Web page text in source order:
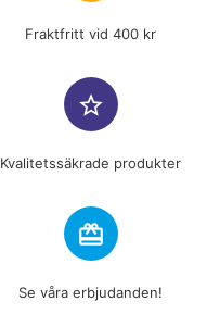
Fraktfritt vid 400 kr
star_border
Kvalitetssäkrade produkter
redeem
Se våra erbjudanden!